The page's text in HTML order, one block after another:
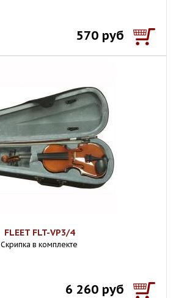
570 руб
FLEET FLT-VP3/4
Скрипка в комплекте
6 260 руб